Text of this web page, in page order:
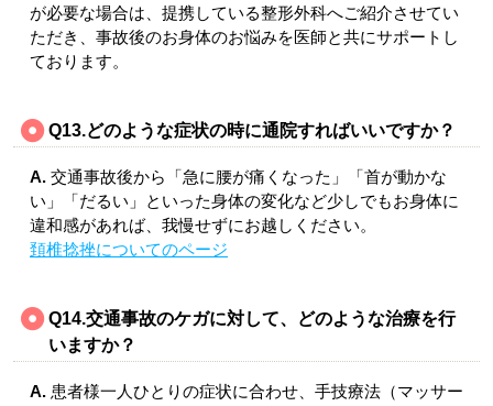
が必要な場合は、提携している整形外科へご紹介させてい
ただき、事故後のお身体のお悩みを医師と共にサポートし
ております。
Q13.どのような症状の時に通院すればいいですか？
A. 交通事故後から「急に腰が痛くなった」「首が動かな
い」「だるい」といった身体の変化など少しでもお身体に
違和感があれば、我慢せずにお越しください。
頚椎捻挫についてのページ
Q14.交通事故のケガに対して、どのような治療を行
いますか？
A. 患者様一人ひとりの症状に合わせ、手技療法（マッサー